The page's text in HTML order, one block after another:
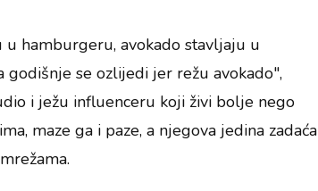
hamburgeru, avokado stavljaju u
se ozlijedi jer režu avokado",
i ježu influenceru koji živi bolje nego
maze ga i paze, a njegova jedina zadaća